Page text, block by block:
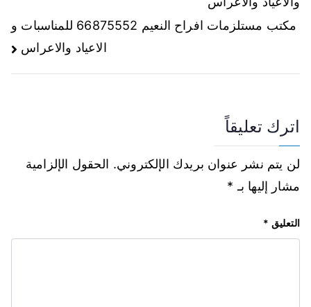
مكتب مستلزمات افراح النعيم 66875552 للمناسبات و
الاعياد والاعراس
اترك تعليقاً
لن يتم نشر عنوان بريدك الإلكتروني. الحقول الإلزامية
مشار إليها بـ *
التعليق *